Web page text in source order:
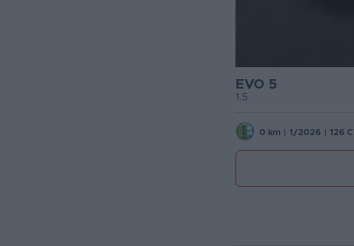
EVO 5
1.5
0 km 1/2026 126